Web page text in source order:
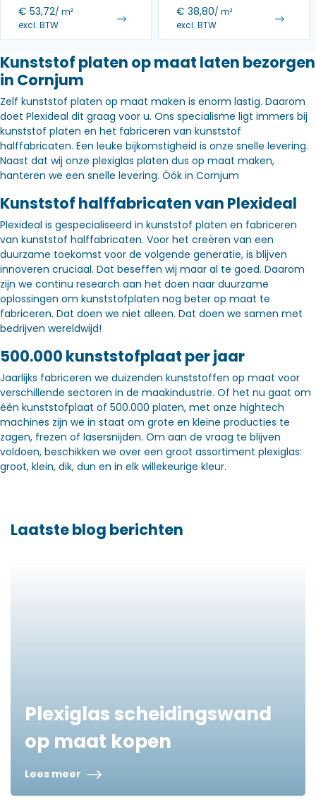
€ 53,72/ m²
excl. BTW
€ 38,80/ m²
excl. BTW
Kunststof platen op maat laten bezorgen
in Cornjum
Zelf kunststof platen op maat maken is enorm lastig. Daarom
doet Plexideal dit graag voor u. Ons specialisme ligt immers bij
kunststof platen en het fabriceren van kunststof
halffabricaten. Een leuke bijkomstigheid is onze snelle levering.
Naast dat wij onze plexiglas platen dus op maat maken,
hanteren we een snelle levering. Óók in Cornjum
Kunststof halffabricaten van Plexideal
Plexideal is gespecialiseerd in kunststof platen en fabriceren
van kunststof halffabricaten. Voor het creëren van een
duurzame toekomst voor de volgende generatie, is blijven
innoveren cruciaal. Dat beseffen wij maar al te goed. Daarom
zijn we continu research aan het doen naar duurzame
oplossingen om kunststofplaten nog beter op maat te
fabriceren. Dat doen we niet alleen. Dat doen we samen met
bedrijven wereldwijd!
500.000 kunststofplaat per jaar
Jaarlijks fabriceren we duizenden kunststoffen op maat voor
verschillende sectoren in de maakindustrie. Of het nu gaat om
één kunststofplaat of 500.000 platen, met onze hightech
machines zijn we in staat om grote en kleine producties te
zagen, frezen of lasersnijden. Om aan de vraag te blijven
voldoen, beschikken we over een groot assortiment plexiglas:
groot, klein, dik, dun en in elk willekeurige kleur.
Laatste blog berichten
Plexiglas scheidingswand
op maat kopen
Lees meer